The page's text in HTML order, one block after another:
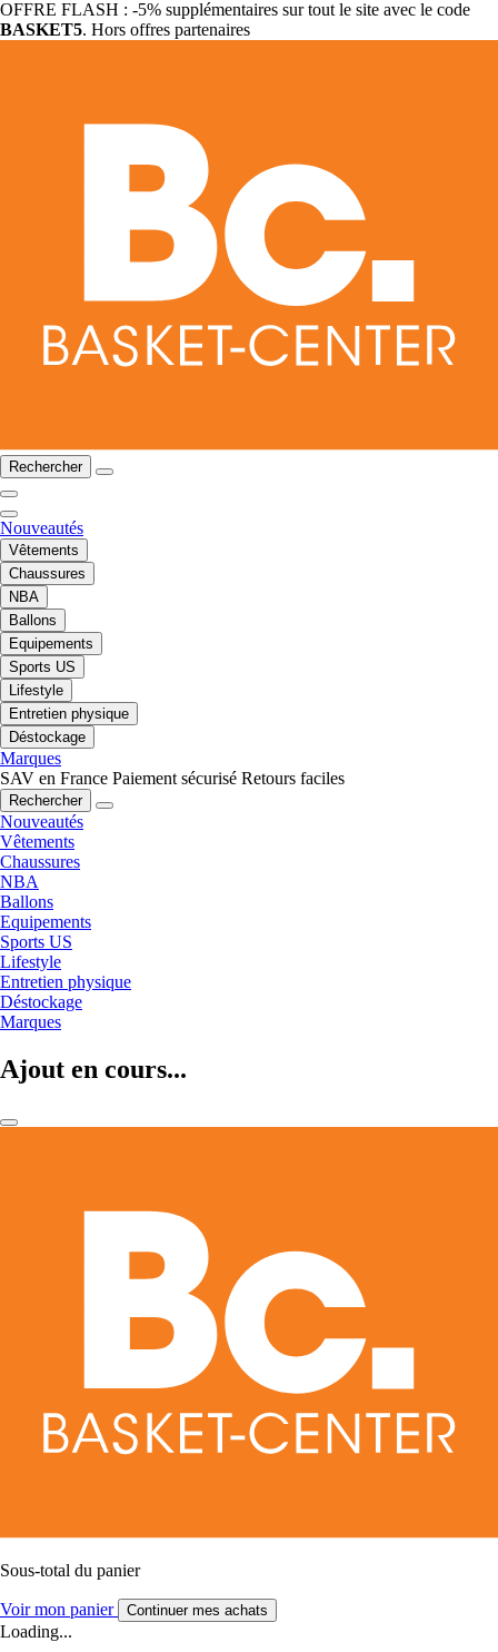
OFFRE FLASH : -5% supplémentaires sur tout le site avec le code
BASKET5. Hors offres partenaires
Rechercher
Nouveautés
Vêtements
Chaussures
NBA
Ballons
Equipements
Sports US
Lifestyle
Entretien physique
Déstockage
Marques
SAV en France Paiement sécurisé Retours faciles
Rechercher
Nouveautés
Vêtements
Chaussures
NBA
Ballons
Equipements
Sports US
Lifestyle
Entretien physique
Déstockage
Marques
Ajout en cours...
Sous-total du panier
Voir mon panier Continuer mes achats
Loading...